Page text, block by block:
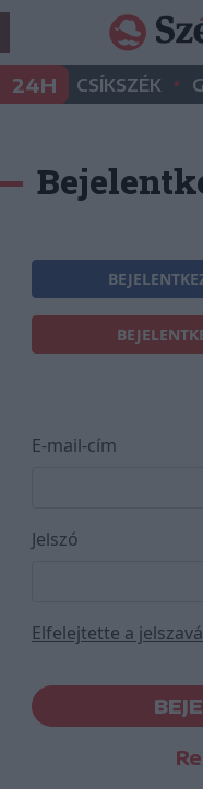
24H CSÍKSZÉK •
E-mail-cím
Jelszó
Elfelejtette a